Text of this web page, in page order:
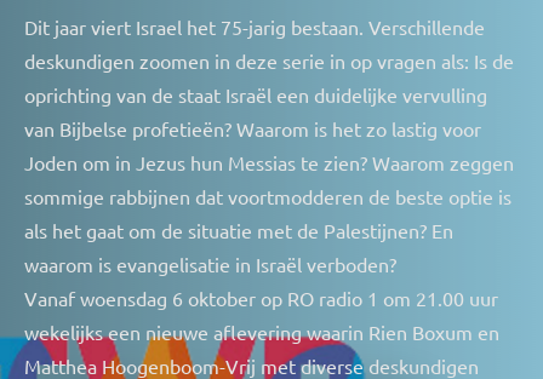
Dit jaar viert Israel het 75-jarig bestaan. Verschillende
deskundigen zoomen in deze serie in op vragen als: Is de
oprichting van de staat Israël een duidelijke vervulling
van Bijbelse profetieën? Waarom is het zo lastig voor
Joden om in Jezus hun Messias te zien? Waarom zeggen
sommige rabbijnen dat voortmodderen de beste optie is
als het gaat om de situatie met de Palestijnen? En
waarom is evangelisatie in Israël verboden?
Vanaf woensdag 6 oktober op RO radio 1 om 21.00 uur
wekelijks een nieuwe aflevering waarin Rien Boxum en
Matthea Hoogenboom-Vrij met diverse deskundigen